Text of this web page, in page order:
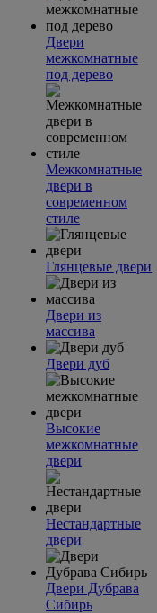
Двери
межкомнатные
под дерево
Межкомнатные
двери в
современном
стиле
Глянцевые двери
Двери из
массива
Двери дуб
Высокие
межкомнатные
двери
Нестандартные
двери
Двери Дубрава
Сибирь